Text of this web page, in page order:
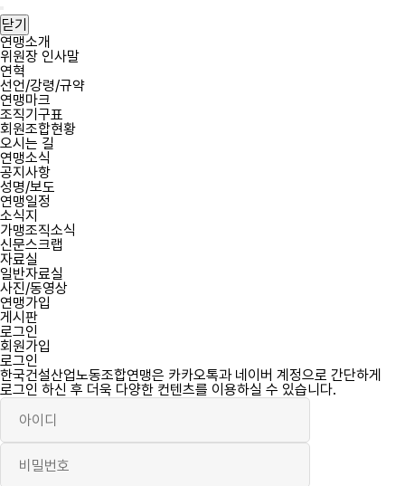
국
건
설
산
업
노
동
조
합
연
맹
뉴
열
기
닫기
연맹소개
위원장 인사말
연혁
선언/강령/규약
연맹마크
조직기구표
회원조합현황
오시는 길
연맹소식
공지사항
성명/보도
연맹일정
소식지
가맹조직소식
신문스크랩
자료실
일반자료실
사진/동영상
연맹가입
게시판
로그인
회원가입
로그인
한국건설산업노동조합연맹은 카카오톡과 네이버 계정으로 간단하게
로그인 하신 후 더욱 다양한 컨텐츠를 이용하실 수 있습니다.
원
아
이
디
밀
번
호
국
건
설
산
업
노
동
조
합
연
맹
역
사